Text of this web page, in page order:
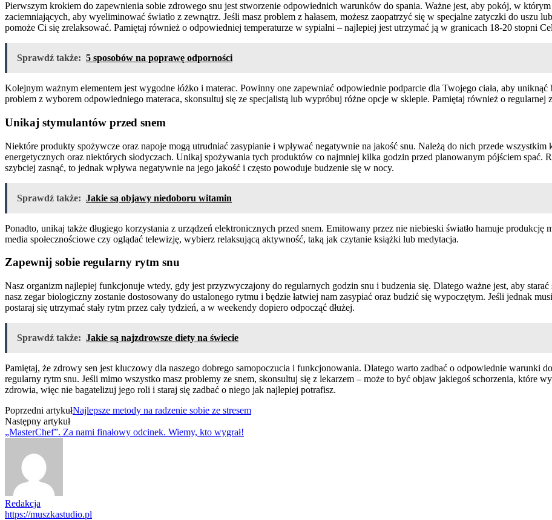
Pierwszym krokiem do zapewnienia sobie zdrowego snu jest stworzenie odpowiednich warunków do spania. Ważne jest, aby pokój, w
zaciemniających, aby wyeliminować światło z zewnątrz. Jeśli masz problem z hałasem, możesz zaopatrzyć się w specjalne zatyczki do uszu
pomoże Ci się zrelaksować. Pamiętaj również o odpowiedniej temperaturze w sypialni – najlepiej jest utrzymać ją w granicach 18-20 stopni
Sprawdź także: 5 sposobów na poprawę odporności
Kolejnym ważnym elementem jest wygodne łóżko i materac. Powinny one zapewniać odpowiednie podparcie dla Twojego ciała, aby
problem z wyborem odpowiedniego materaca, skonsultuj się ze specjalistą lub wypróbuj różne opcje w sklepie. Pamiętaj również o regularnej
Unikaj stymulantów przed snem
Niektóre produkty spożywcze oraz napoje mogą utrudniać zasypianie i wpływać negatywnie na jakość snu. Należą do nich przede
energetycznych oraz niektórych słodyczach. Unikaj spożywania tych produktów co najmniej kilka godzin przed planowanym pójściem spać.
szybciej zasnąć, to jednak wpływa negatywnie na jego jakość i często powoduje budzenie się w nocy.
Sprawdź także: Jakie są objawy niedoboru witamin
Ponadto, unikaj także długiego korzystania z urządzeń elektronicznych przed snem. Emitowany przez nie niebieski światło hamuje
media społecznościowe czy oglądać telewizję, wybierz relaksującą aktywność, taką jak czytanie książki lub medytacja.
Zapewnij sobie regularny rytm snu
Nasz organizm najlepiej funkcjonuje wtedy, gdy jest przyzwyczajony do regularnych godzin snu i budzenia się. Dlatego ważne jest, aby
nasz zegar biologiczny zostanie dostosowany do ustalonego rytmu i będzie łatwiej nam zasypiać oraz budzić się wypoczętym. Jeśli jednak
postaraj się utrzymać stały rytm przez cały tydzień, a w weekendy dopiero odpocząć dłużej.
Sprawdź także: Jakie są najzdrowsze diety na świecie
Pamiętaj, że zdrowy sen jest kluczowy dla naszego dobrego samopoczucia i funkcjonowania. Dlatego warto zadbać o odpowiednie warunki
regularny rytm snu. Jeśli mimo wszystko masz problemy ze snem, skonsultuj się z lekarzem – może to być objaw jakiegoś schorzenia, które
zdrowia, więc nie bagatelizuj jego roli i staraj się zadbać o niego jak najlepiej potrafisz.
Poprzedni artykułNajlepsze metody na radzenie sobie ze stresem
Następny artykuł
„MasterChef”. Za nami finałowy odcinek. Wiemy, kto wygrał!
Redakcja
https://muszkastudio.pl